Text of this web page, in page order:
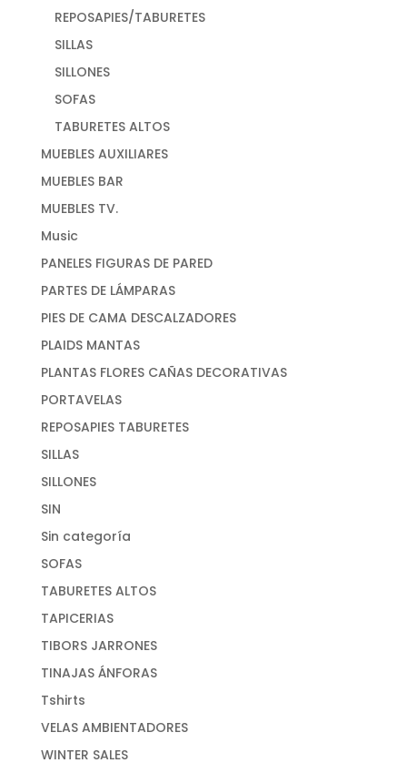
REPOSAPIES/TABURETES
SILLAS
SILLONES
SOFAS
TABURETES ALTOS
MUEBLES AUXILIARES
MUEBLES BAR
MUEBLES TV.
Music
PANELES FIGURAS DE PARED
PARTES DE LÁMPARAS
PIES DE CAMA DESCALZADORES
PLAIDS MANTAS
PLANTAS FLORES CAÑAS DECORATIVAS
PORTAVELAS
REPOSAPIES TABURETES
SILLAS
SILLONES
SIN
Sin categoría
SOFAS
TABURETES ALTOS
TAPICERIAS
TIBORS JARRONES
TINAJAS ÁNFORAS
Tshirts
VELAS AMBIENTADORES
WINTER SALES